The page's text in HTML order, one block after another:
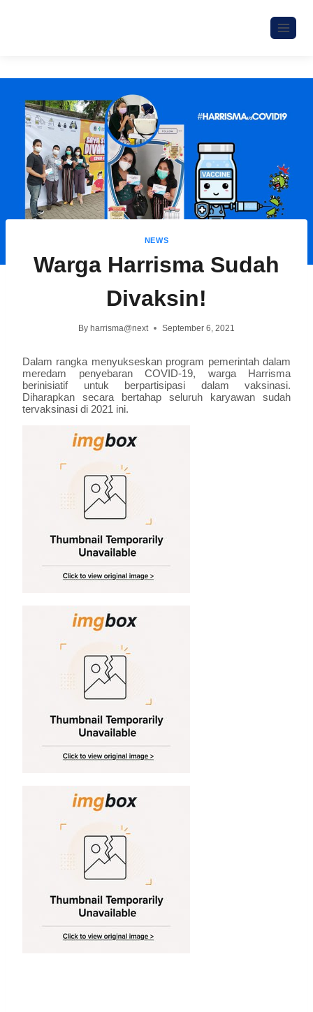
NEWS
Warga Harrisma Sudah
Divaksin!
By harrisma@next September 6, 2021
Dalam rangka menyukseskan program pemerintah dalam
meredam penyebaran COVID-19, warga Harrisma
berinisiatif untuk berpartisipasi dalam vaksinasi.
Diharapkan secara bertahap seluruh karyawan sudah
tervaksinasi di 2021 ini.